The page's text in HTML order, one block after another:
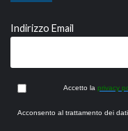
Indirizzo Email
Accetto la privacy
Acconsento al trattamento dei